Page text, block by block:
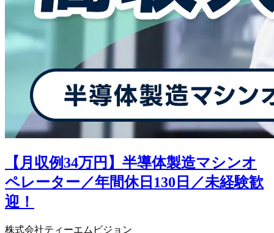
【月収例34万円】半導体製造マシンオ
ペレーター／年間休日130日／未経験歓
迎！
株式会社ティーエムビジョン